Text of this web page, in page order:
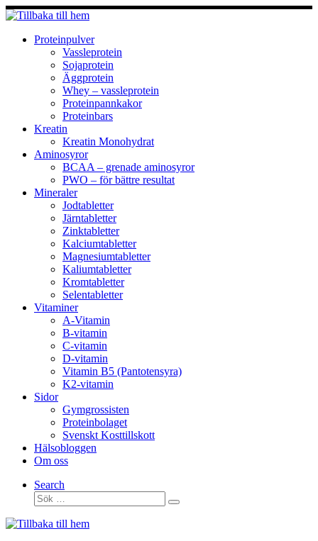
Hoppa
till
innehållProteinpulver
Vassleprotein
Sojaprotein
Äggprotein
Whey – vassleprotein
Proteinpannkakor
Proteinbars
Kreatin
Kreatin Monohydrat
Aminosyror
BCAA – grenade aminosyror
PWO – för bättre resultat
Mineraler
Jodtabletter
Järntabletter
Zinktabletter
Kalciumtabletter
Magnesiumtabletter
Kaliumtabletter
Kromtabletter
Selentabletter
Vitaminer
A-Vitamin
B-vitamin
C-vitamin
D-vitamin
Vitamin B5 (Pantotensyra)
K2-vitamin
Sidor
Gymgrossisten
Proteinbolaget
Svenskt Kosttillskott
Hälsobloggen
Om oss
Search
Sök
Sök